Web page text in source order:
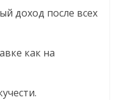
доход после всех
как на